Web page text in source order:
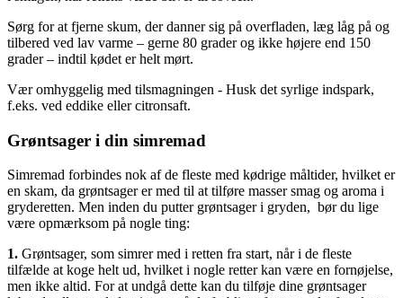
Sørg for at fjerne skum, der danner sig på overfladen, læg låg på og
tilbered ved lav varme – gerne 80 grader og ikke højere end 150
grader – indtil kødet er helt mørt.
Vær omhyggelig med tilsmagningen - Husk det syrlige indspark,
f.eks. ved eddike eller citronsaft.
Grøntsager i din simremad
Simremad forbindes nok af de fleste med kødrige måltider, hvilket er
en skam, da grøntsager er med til at tilføre masser smag og aroma i
gryderetten. Men inden du putter grøntsager i gryden, bør du lige
være opmærksom på nogle ting:
1. Grøntsager, som simrer med i retten fra start, når i de fleste
tilfælde at koge helt ud, hvilket i nogle retter kan være en fornøjelse,
men ikke altid. For at undgå dette kan du tilføje dine grøntsager